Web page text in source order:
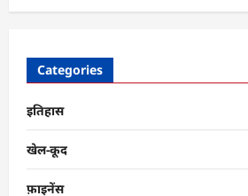
बारे
Categories
इतिहास
खेल-कूद
फ़ाइनेंस